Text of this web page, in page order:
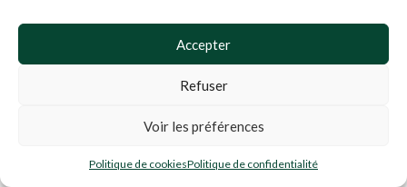
Accepter
Refuser
Voir les préférences
Politique de cookiesPolitique de confidentialité